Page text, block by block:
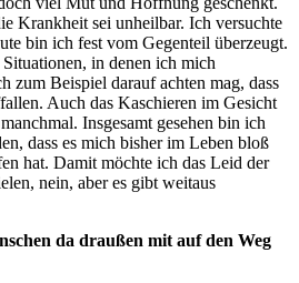
Krankheit sei unheilbar. Ich versuchte
bin ich fest vom Gegenteil überzeugt.
in denen ich mich
zum Beispiel darauf achten mag, dass
Auch das Kaschieren im Gesicht
Insgesamt gesehen bin ich
dass es mich bisher im Leben bloß
hat. Damit möchte ich das Leid der
nein, aber es gibt weitaus
da draußen mit auf den Weg